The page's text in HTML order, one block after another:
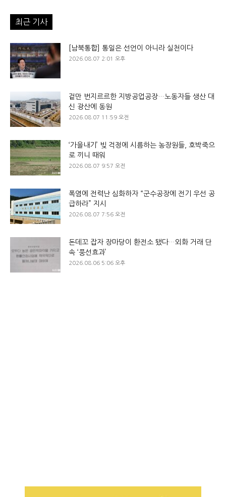
최근 기사
[남북통합] 통일은 선언이 아니라 실천이다
2026.08.07 2:01 오후
겉만 번지르르한 지방공업공장…노동자들 생산 대
신 광산에 동원
2026.08.07 11:59 오전
‘가을내기’ 빚 걱정에 시름하는 농장원들, 호박죽으
로 끼니 때워
2026.08.07 9:57 오전
폭염에 전력난 심화하자 “군수공장에 전기 우선 공
급하라” 지시
2026.08.07 7:56 오전
돈데꼬 잡자 장마당이 환전소 됐다…외화 거래 단
속 ‘풍선효과’
2026.08.06 5:06 오후